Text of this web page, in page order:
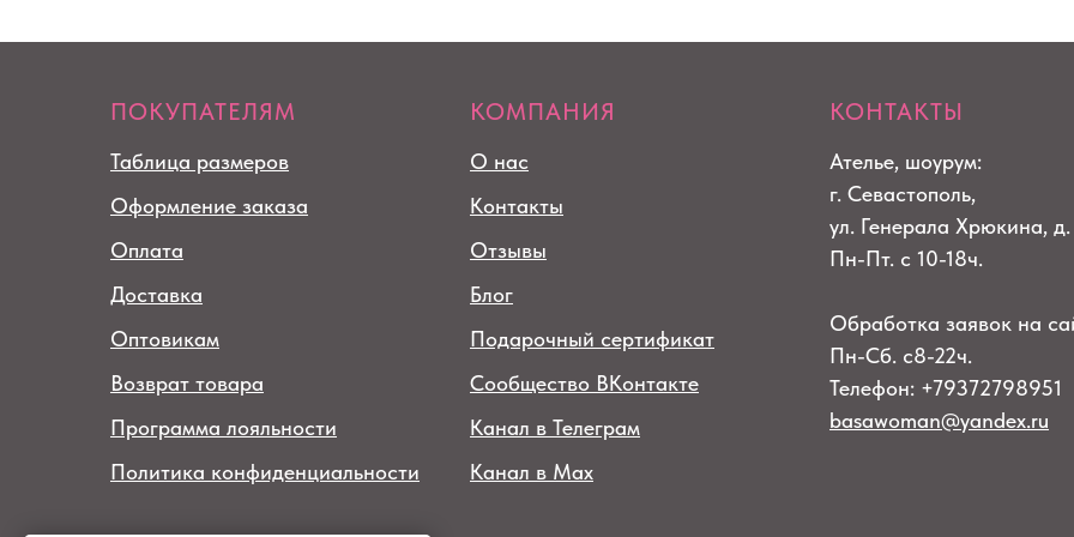
ПОКУПАТЕЛЯМ
Таблица размеров
Оформление заказа
Оплата
Доставка
Оптовикам
Возврат товара
Программа лояльности
Политика конфиденциальности
КОМПАНИЯ
О нас
Контакты
Отзывы
Блог
Подарочный сертификат
Сообщество ВКонтакте
Канал в Телеграм
Канал в Max
КОНТАКТЫ
Ателье, шоурум:
г. Севастополь,
ул. Генерала Хрюкина, д.
Пн-Пт. с 10-18ч.
Обработка заявок на
Пн-Сб. с8-22ч.
Телефон: +79372798951
basawoman@yandex.ru